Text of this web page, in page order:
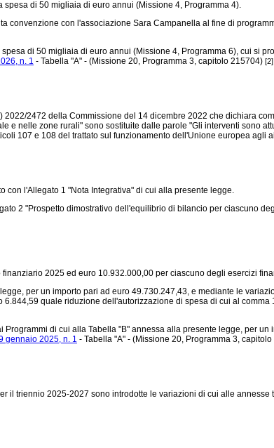
di 50 migliaia di euro annui (Missione 4, Programma 4).
con l'associazione Sara Campanella al fine di
di 50 migliaia di euro annui (Missione 4, Programma 6), cui si
n. 1 - Tabella "A" - (Missione 20, Programma 3, capitolo 215704) [2]
2022/2472 della Commissione del 14 dicembre 2022 che dichiara
nelle zone rurali" sono sostituite dalle parole "Gli interventi sono
107 e 108 del trattato sul funzionamento dell'Unione europea agli
con l'Allegato 1 "Nota Integrativa" di cui alla presente legge.
2 "Prospetto dimostrativo dell'equilibrio di bilancio per ciascuno
2025 ed euro 10.932.000,00 per ciascuno degli esercizi
per un importo pari ad euro 49.730.247,43, e mediante le
quale riduzione dell'autorizzazione di spesa di cui al comma
di cui alla Tabella "B" annessa alla presente legge, per
gennaio 2025, n. 1 - Tabella "A" - (Missione 20, Programma 3,
triennio 2025-2027 sono introdotte le variazioni di cui alle